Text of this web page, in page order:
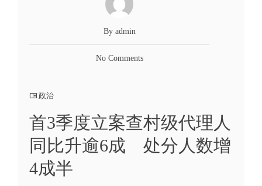
By admin
No Comments
政治
首3季度立案查村级代理人
同比升逾6成 处分人数增
4成半